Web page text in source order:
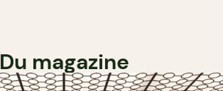
Du magazine